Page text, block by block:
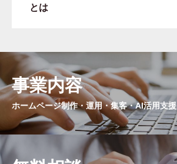
とは
事業内容
ホームページ制作・運用・集客・AI活用支援